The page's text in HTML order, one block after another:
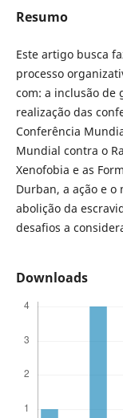
Resumo
Este artigo busca
processo
com: a inclusão de
realização das
Conferência
Mundial contra o
Xenofobia e as
Durban, a ação e o
abolição da
desafios a
Downloads